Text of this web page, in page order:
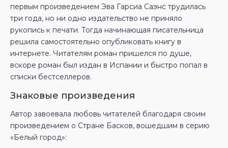
первым произведением Эва Гарсиа Саэнс трудилась
три года, но ни одно издательство не приняло
рукопись к печати. Тогда начинающая писательница
решила самостоятельно опубликовать книгу в
интернете. Читателям роман пришелся по душе,
вскоре роман был издан в Испании и быстро попал в
списки бестселлеров.
Знаковые произведения
Автор завоевала любовь читателей благодаря своим
произведением о Стране Басков, вошедшим в серию
«Белый город»: